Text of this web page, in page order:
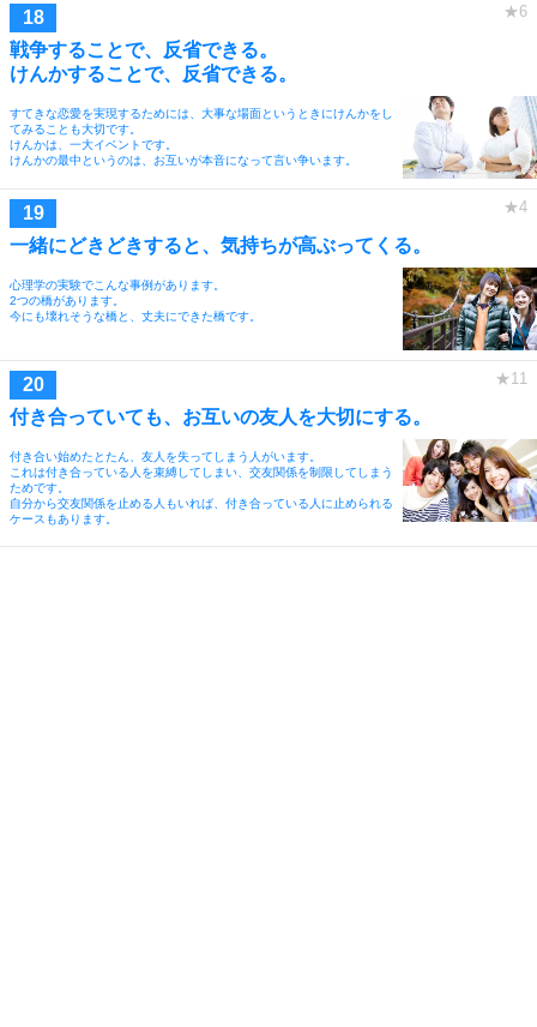
戦争することで、反省できる。
けんかすることで、反省できる。
すてきな恋愛を実現するためには、大事な場面というときにけんかをし
てみることも大切です。
けんかは、一大イベントです。
けんかの最中というのは、お互いが本音になって言い争います。
一緒にどきどきすると、気持ちが高ぶってくる。
心理学の実験でこんな事例があります。
2つの橋があります。
今にも壊れそうな橋と、丈夫にできた橋です。
付き合っていても、お互いの友人を大切にする。
付き合い始めたとたん、友人を失ってしまう人がいます。
これは付き合っている人を束縛してしまい、交友関係を制限してしまう
ためです。
自分から交友関係を止める人もいれば、付き合っている人に止められる
ケースもあります。